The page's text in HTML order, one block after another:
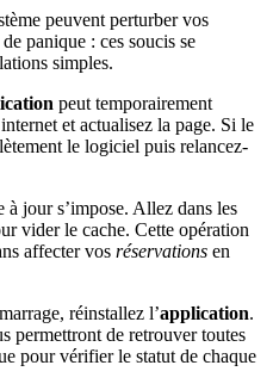
peuvent perturber vos
panique : ces soucis se
simples.
peut temporairement
et actualisez la page. Si le
le logiciel puis relancez-
à jour s’impose. Allez dans les
vider le cache. Cette opération
affecter vos réservations en
réinstallez l’application.
permettront de retrouver toutes
pour vérifier le statut de chaque